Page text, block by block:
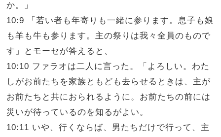
か。」
10:9 「若い者も年寄りも一緒に参ります。息子も娘
も羊も牛も参ります。主の祭りは我々全員のもので
す」とモーセが答えると、
10:10 ファラオは二人に言った。「よろしい。わた
しがお前たちを家族ともども去らせるときは、主が
お前たちと共におられるように。お前たちの前には
災いが待っているのを知るがよい。
10:11 いや、行くならば、男たちだけで行って、主